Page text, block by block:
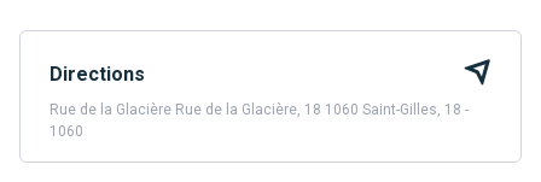
Directions
Rue de la Glacière Rue de la Glacière, 18 1060 Saint-Gilles, 18 -
1060